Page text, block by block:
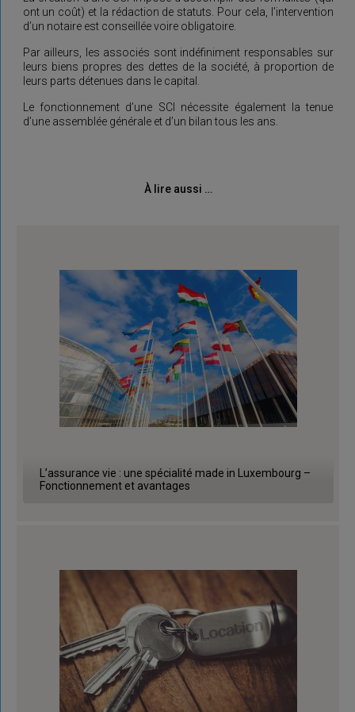
ont un coût) et la rédaction de statuts. Pour cela, l’intervention
d’un notaire est conseillée voire obligatoire.
Par ailleurs, les associés sont indéfiniment responsables sur
leurs biens propres des dettes de la société, à proportion de
leurs parts détenues dans le capital.
Le fonctionnement d’une SCI nécessite également la tenue
d’une assemblée générale et d’un bilan tous les ans.
À lire aussi …
L’assurance vie : une spécialité made in Luxembourg –
Fonctionnement et avantages